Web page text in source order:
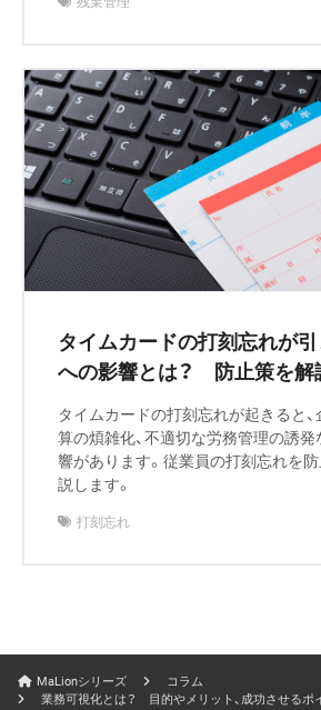
タイムカードの打刻忘れが
への影響とは？ 防止策を解
タイムカードの打刻忘れが起きると
算の煩雑化、不適切な労務管理の誘
響があります。従業員の打刻忘れを
説します。
打刻忘れ
MaLionシリーズ
コラム
業務可視化とは？ 目的やメリット、成功させるポ